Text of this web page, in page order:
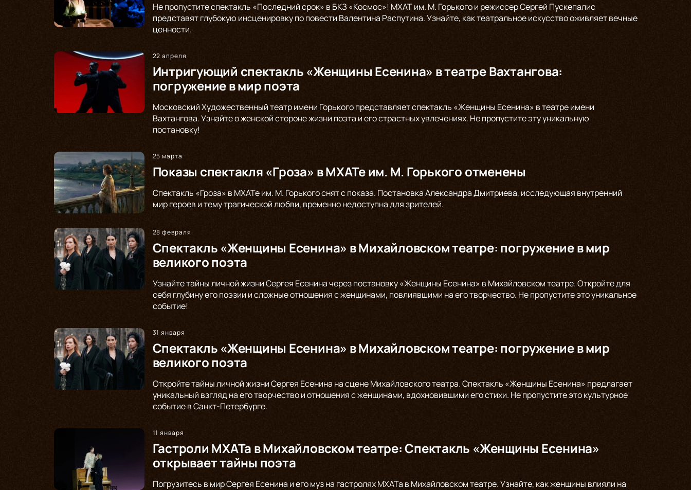
Не пропустите спектакль «Последний срок» в БКЗ «Космос»! МХАТ им. М. Горького и режиссер Сергей Пускепалис
представят глубокую инсценировку по повести Валентина Распутина. Узнайте, как театральное искусство оживляет вечные
ценности.
22 апреля
Интригующий спектакль «Женщины Есенина» в театре Вахтангова:
погружение в мир поэта
Московский Художественный театр имени Горького представляет спектакль «Женщины Есенина» в театре имени
Вахтангова. Узнайте о женской стороне жизни поэта и его страстных увлечениях. Не пропустите эту уникальную
постановку!
25 марта
Показы спектакля «Гроза» в МХАТе им. М. Горького отменены
Спектакль «Гроза» в МХАТе им. М. Горького снят с показа. Постановка Александра Дмитриева, исследующая внутренний
мир героев и тему трагической любви, временно недоступна для зрителей.
28 февраля
Спектакль «Женщины Есенина» в Михайловском театре: погружение в мир
великого поэта
Узнайте тайны личной жизни Сергея Есенина через постановку «Женщины Есенина» в Михайловском театре. Откройте для
себя глубину его поэзии и сложные отношения с женщинами, повлиявшими на его творчество. Не пропустите это уникальное
событие!
31 января
Спектакль «Женщины Есенина» в Михайловском театре: погружение в мир
великого поэта
Откройте тайны личной жизни Сергея Есенина на сцене Михайловского театра. Спектакль «Женщины Есенина» предлагает
уникальный взгляд на его творчество и отношения с женщинами, вдохновившими его стихи. Не пропустите это культурное
событие в Санкт-Петербурге.
11 января
Гастроли МХАТа в Михайловском театре: Спектакль «Женщины Есенина»
открывает тайны поэта
Погрузитесь в мир Сергея Есенина и его муз на гастролях МХАТа в Михайловском театре. Узнайте, как женщины влияли на